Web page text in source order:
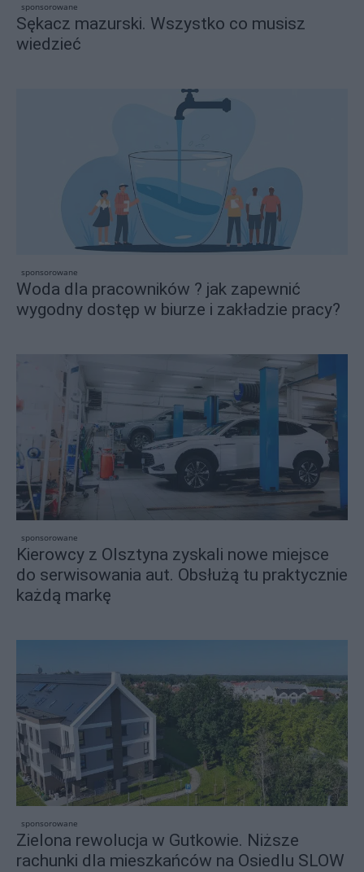
sponsorowane
Sękacz mazurski. Wszystko co musisz
wiedzieć
sponsorowane
Woda dla pracowników ? jak zapewnić
wygodny dostęp w biurze i zakładzie pracy?
sponsorowane
Kierowcy z Olsztyna zyskali nowe miejsce
do serwisowania aut. Obsłużą tu praktycznie
każdą markę
sponsorowane
Zielona rewolucja w Gutkowie. Niższe
rachunki dla mieszkańców na Osiedlu SLOW